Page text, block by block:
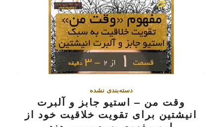
دسته‌بندی نشده
وقت من – استیو جابز و آلبرت
انیشتین برای تقویت خلاقیت خود از